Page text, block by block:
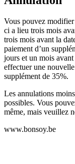
Vous pouvez
ci a lieu trois mois
trois mois avant la
paiement d’un
jours et un mois
effectuer une
supplément de 35%.
Les annulations
possibles. Vous
même, mais veuillez
www.bonsoy.be